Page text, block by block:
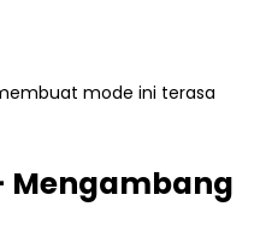
mode ini terasa
Mengambang